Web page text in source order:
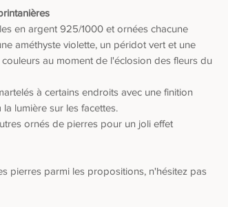
en argent 925/1000 et ornées chacune
améthyste violette, un péridot vert et une
au moment de l'éclosion des fleurs du
à certains endroits avec une finition
lumière sur les facettes.
ornés de pierres pour un joli effet
pierres parmi les propositions, n'hésitez pas